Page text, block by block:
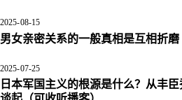
2025-08-15
男女亲密关系的一般真相是互相折磨
2025-07-25
日本军国主义的根源是什么？从丰